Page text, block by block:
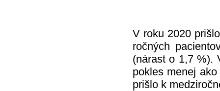
V roku 2020
ročných
(nárast o 1,7 %).
pokles menej
prišlo k